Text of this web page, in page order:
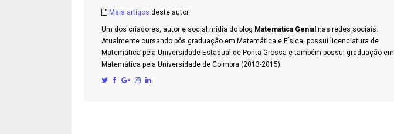
Mais artigos deste autor.
Um dos criadores, autor e social mídia do blog Matemática Genial nas redes sociais.
Atualmente cursando pós graduação em Matemática e Física, possui licenciatura de
Matemática pela Universidade Estadual de Ponta Grossa e também possui graduação em
Matemática pela Universidade de Coimbra (2013-2015).